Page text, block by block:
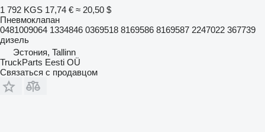
1 792 KGS 17,74 € ≈ 20,50 $
Пневмоклапан
0481009064 1334846 0369518 8169586 8169587 2247022 367739
дизель
Эстония, Tallinn
TruckParts Eesti OÜ
Связаться с продавцом